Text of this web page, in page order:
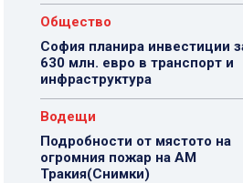
Общество
София планира инвестиции
630 млн. евро в транспорт и
инфраструктура
Водещи
Подробности от мястото на
огромния пожар на АМ
Тракия(Снимки)